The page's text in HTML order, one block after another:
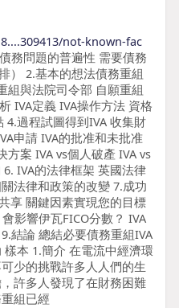
not-known-fac
務問題的普遍性 需要債務
） 2.基本的想法債務重組
組與法院司令部 自願重組
IVA定義 IVA操作方法 資格
4.過程試圖得到IVA 收集財
申請 IVA的批准和未批准
方案 IVA vs個人破產 IVA vs
IVA的法律框架 英國法律
法律和政策的改變 7.成功
享 關鍵因素實現您的目標
影響伊瓦FICO分數？ IVA
結論 總結必要債務重組IVA
本 1.簡介 在電流中經濟環
少的挑戰許多人人們的生
許多人發現了在財務困難
組已經